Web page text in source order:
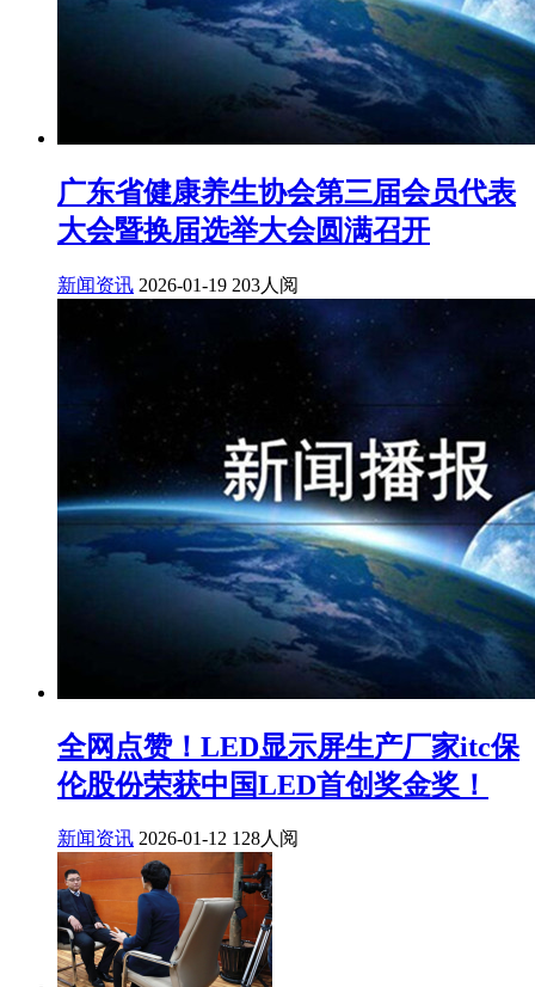
广东省健康养生协会第三届会员代表
大会暨换届选举大会圆满召开
新闻资讯 2026-01-19 203人阅
全网点赞！LED显示屏生产厂家itc保
伦股份荣获中国LED首创奖金奖！
新闻资讯 2026-01-12 128人阅